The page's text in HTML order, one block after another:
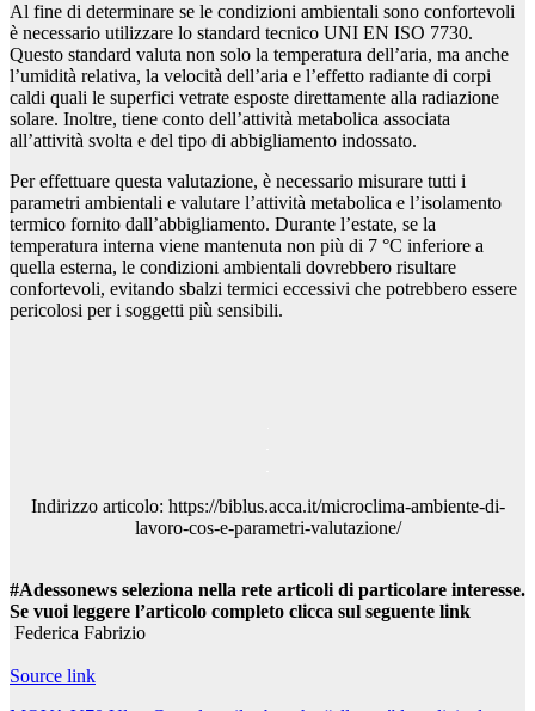
Al fine di determinare se le condizioni ambientali sono confortevoli
è necessario utilizzare lo standard tecnico UNI EN ISO 7730.
Questo standard valuta non solo la temperatura dell’aria, ma anche
l’umidità relativa, la velocità dell’aria e l’effetto radiante di corpi
caldi quali le superfici vetrate esposte direttamente alla radiazione
solare. Inoltre, tiene conto dell’attività metabolica associata
all’attività svolta e del tipo di abbigliamento indossato.
Per effettuare questa valutazione, è necessario misurare tutti i
parametri ambientali e valutare l’attività metabolica e l’isolamento
termico fornito dall’abbigliamento. Durante l’estate, se la
temperatura interna viene mantenuta non più di 7 °C inferiore a
quella esterna, le condizioni ambientali dovrebbero risultare
confortevoli, evitando sbalzi termici eccessivi che potrebbero essere
pericolosi per i soggetti più sensibili.
Indirizzo articolo: https://biblus.acca.it/microclima-ambiente-di-
lavoro-cos-e-parametri-valutazione/
#Adessonews seleziona nella rete articoli di particolare interesse.
Se vuoi leggere l’articolo completo clicca sul seguente link
Federica Fabrizio
Source link